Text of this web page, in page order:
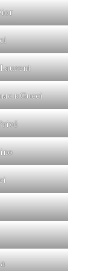
в Gucci